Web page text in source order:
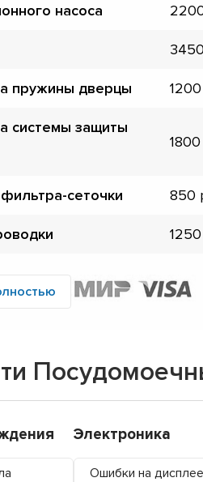
насоса
3450
пружины дверцы 1200
системы защиты
1800
сеточки 850
1250
Электроника
Ошибки на дисплее